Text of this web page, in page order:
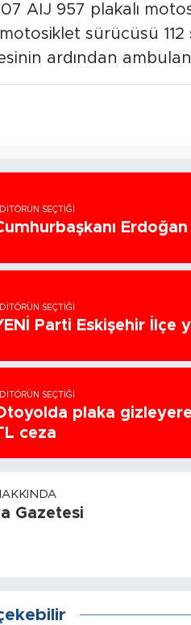
07 AIJ 957 plakalı
sürücüsü 112
ardından
SEÇTIĞI
Erdoğan
SEÇTIĞI
Parti Eskişehir İlçe
SEÇTIĞI
plaka
ceza
Gazetesi